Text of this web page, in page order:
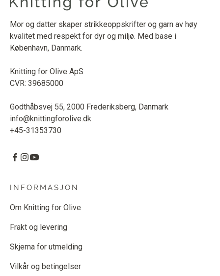
Mor og datter skaper strikkeoppskrifter og garn av høy
kvalitet med respekt for dyr og miljø. Med base i
København, Danmark.
Knitting for Olive ApS
CVR: 39685000
Godthåbsvej 55, 2000 Frederiksberg, Danmark
info@knittingforolive.dk
+45-31353730
INFORMASJON
Om Knitting for Olive
Frakt og levering
Skjema for utmelding
Vilkår og betingelser